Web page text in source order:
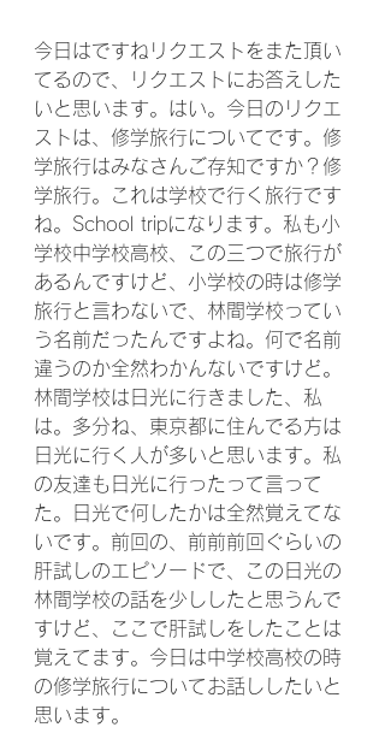
今日はですねリクエストをまた頂い
てるので、リクエストにお答えした
いと思います。はい。今日のリクエ
ストは、修学旅行についてです。修
学旅行はみなさんご存知ですか？修
学旅行。これは学校で行く旅行です
ね。School tripになります。私も小
学校中学校高校、この三つで旅行が
あるんですけど、小学校の時は修学
旅行と言わないで、林間学校ってい
う名前だったんですよね。何で名前
違うのか全然わかんないですけど。
林間学校は日光に行きました、私
は。多分ね、東京都に住んでる方は
日光に行く人が多いと思います。私
の友達も日光に行ったって言って
た。日光で何したかは全然覚えてな
いです。前回の、前前前回ぐらいの
肝試しのエピソードで、この日光の
林間学校の話を少ししたと思うんで
すけど、ここで肝試しをしたことは
覚えてます。今日は中学校高校の時
の修学旅行についてお話ししたいと
思います。